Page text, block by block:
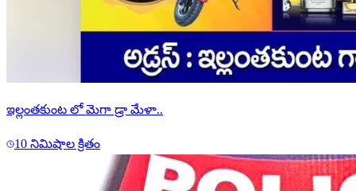
ఇల్లంతకుంట లో మెగా డ్రా మేళా..
10 నిమిషాల క్రితం